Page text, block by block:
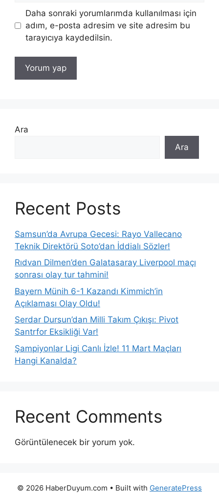
Daha sonraki yorumlarımda kullanılması için
adım, e-posta adresim ve site adresim bu
tarayıcıya kaydedilsin.
Ara
Ara
Recent Posts
Samsun’da Avrupa Gecesi: Rayo Vallecano
Teknik Direktörü Soto’dan İddialı Sözler!
Rıdvan Dilmen’den Galatasaray Liverpool maçı
sonrası olay tur tahmini!
Bayern Münih 6-1 Kazandı Kimmich’in
Açıklaması Olay Oldu!
Serdar Dursun’dan Milli Takım Çıkışı: Pivot
Santrfor Eksikliği Var!
Şampiyonlar Ligi Canlı İzle! 11 Mart Maçları
Hangi Kanalda?
Recent Comments
Görüntülenecek bir yorum yok.
© 2026 HaberDuyum.com • Built with GeneratePress